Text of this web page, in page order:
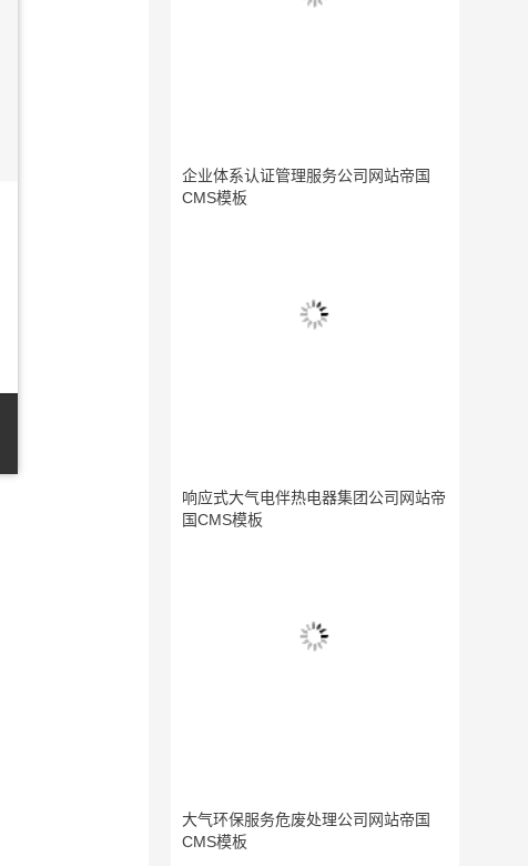
企业体系认证管理服务公司网站帝国
CMS模板
响应式大气电伴热电器集团公司网站帝
国CMS模板
大气环保服务危废处理公司网站帝国
CMS模板